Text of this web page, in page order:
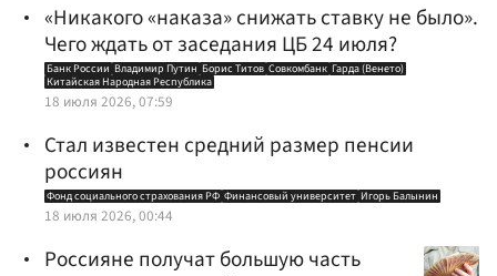
«Никакого «наказа» снижать ставку не было».
Чего ждать от заседания ЦБ 24 июля?
Банк России Владимир Путин Борис Титов Совкомбанк Гарда (Венето)
Китайская Народная Республика
18 июля 2026, 07:59
Стал известен средний размер пенсии
россиян
Фонд социального страхования РФ Финансовый университет Игорь Балынин
18 июля 2026, 00:44
Россияне получат большую часть